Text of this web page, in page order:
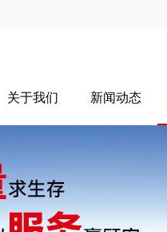
关于我们 新闻动态